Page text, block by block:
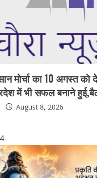
मोर्चा का 10 अगस्त को
में भी सफल बनाने
August 8, 2026